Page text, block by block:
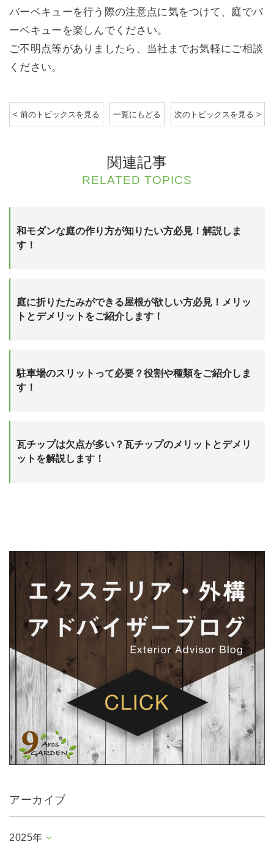
バーベキューを行う際の注意点に気をつけて、庭でバ
ーベキューを楽しんでください。
ご不明点等がありましたら、当社までお気軽にご相談
ください。
< 前のトピックスを見る 一覧にもどる 次のトピックスを見る >
関連記事
RELATED TOPICS
和モダンな庭の作り方が知りたい方必見！解説しま
す！
庭に折りたたみができる屋根が欲しい方必見！メリッ
トとデメリットをご紹介します！
駐車場のスリットって必要？役割や種類をご紹介しま
す！
瓦チップは欠点が多い？瓦チップのメリットとデメリ
ットを解説します！
アーカイブ
2025年